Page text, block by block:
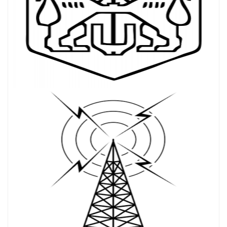
exalibur 06/09/2024 11:27 AM
А аз си мислех че си иска специална антена за обхват
220-260 мхз
06/15/2024
07/10/2024
Няма ги "всички", сигурно слушат ефира.
12/07/2024 7:44 PM
LZ0VNA ли е активният рипитър в момента?
12/25/202410:13 AM
Честито Рождество Христово ! на всички.
12:15 PM
Весело посрещане на Новата 2025 година от мен.